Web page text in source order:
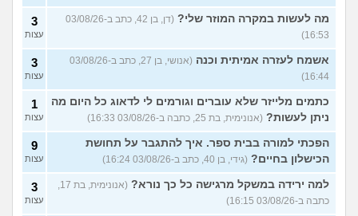
מה לעשות במקרה המוזר שלי?
(דן, בן 42, כתב ב-03/08/26
16:53)
3
עצות
אשמח לעזרה אמיתית וכנה
(אנושי, בן 27, כתב ב-03/08/26
16:44)
3
עצות
כתמים מלייזר שלא עוברים וגורמים לי לדאוג כל היום מה
ניתן לעשות? (אנונימית, בת 25, כתבה ב-03/08/26 16:33)
1
עצות
הפכתי למורה בבית ספר. איך להתגבר על תחושת
הכישלון בחיים? (גידי, בן 40, כתב ב-03/08/26 16:24)
9
עצות
למה ירידה במשקל מרגישה כל כך נורא?
(אנונימית, בת 17,
כתבה ב-03/08/26 16:15)
3
עצות